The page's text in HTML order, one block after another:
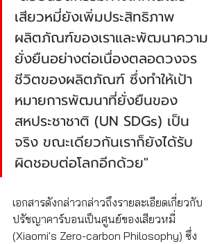
เสียวหมี่ยังเพิ่มประสิทธิภาพ
ผลิตภัณฑ์ของเราและพัฒนาความ
ยั่งยืนอย่างต่อเนื่องตลอดวงจร
ชีวิตของผลิตภัณฑ์ ซึ่งทำให้เป้า
หมายการพัฒนาที่ยั่งยืนของ
สหประชาชาติ (UN SDGs) เป็น
จริง ขณะเดียวกันเราก็ยังได้รับ
ผิดชอบต่อโลกอีกด้วย"
เอกสารดังกล่าวกล่าวถึงรายละเอียดเกี่ยวกับ
ปรัชญาคาร์บอนเป็นศูนย์ของเสียวหมี่
(Xiaomi's Zero-carbon Philosophy) ซึ่ง